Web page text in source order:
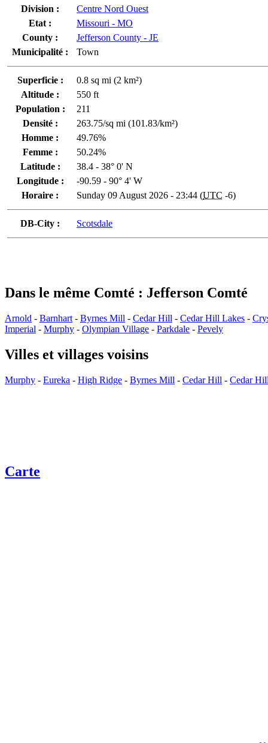
Division :
Centre Nord Ouest
Etat :
Missouri - MO
County :
Jefferson County - JE
Municipalité :
Town
Superficie :
0.8 sq mi (2 km²)
Altitude :
550 ft
Population :
211
Densité :
263.75/sq mi (101.83/km²)
Homme :
49.76%
Femme :
50.24%
Latitude :
38.4 - 38° 0' N
Longitude :
-90.59 - 90° 4' W
Horaire :
Sunday 09 August 2026 - 23:44 (UTC -6)
DB-City : Scotsdale
Dans le même Comté : Jefferson Comté
Arnold - Barnhart - Byrnes Mill - Cedar Hill - Cedar Hill Lakes -
Imperial - Murphy - Olympian Village - Parkdale - Pevely
Villes et villages voisins
Murphy - Eureka - High Ridge - Byrnes Mill - Cedar Hill - Cedar
Carte